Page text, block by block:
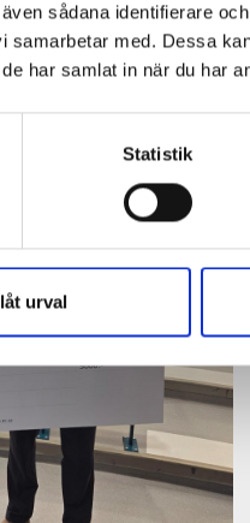
sådana identifierare
med. Dessa
har samlat in när du har
Statistik
urval